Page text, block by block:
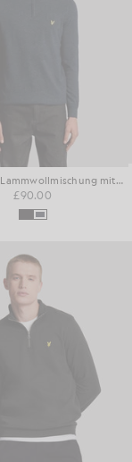
Pullover aus Lammwollmischung mit 1/4-Reißverschluss
£90.00